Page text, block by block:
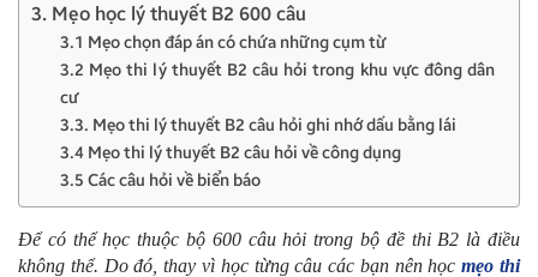
3. Mẹo học lý thuyết B2 600 câu
3.1 Mẹo chọn đáp án có chứa những cụm từ
3.2 Mẹo thi lý thuyết B2 câu hỏi trong khu vực đông dân
cư
3.3. Mẹo thi lý thuyết B2 câu hỏi ghi nhớ dấu bằng lái
3.4 Mẹo thi lý thuyết B2 câu hỏi về công dụng
3.5 Các câu hỏi về biển báo
Để có thể học thuộc bộ 600 câu hỏi trong bộ đề thi B2 là điều
không thể. Do đó, thay vì học từng câu các bạn nên họcmẹo thi